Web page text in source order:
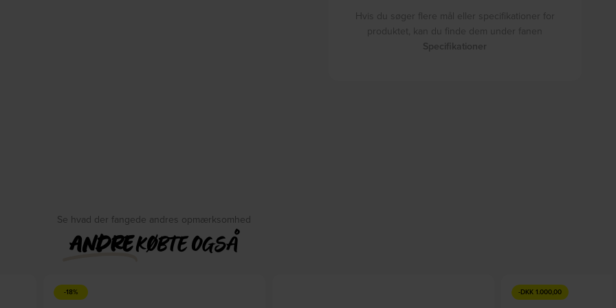
Hvis du søger flere mål eller specifikationer for
produktet, kan du finde dem under fanen
Specifikationer
Se hvad der fangede andres opmærksomhed
ANDREKØBTE OGSÅ
-18% -DKK 1.000,00